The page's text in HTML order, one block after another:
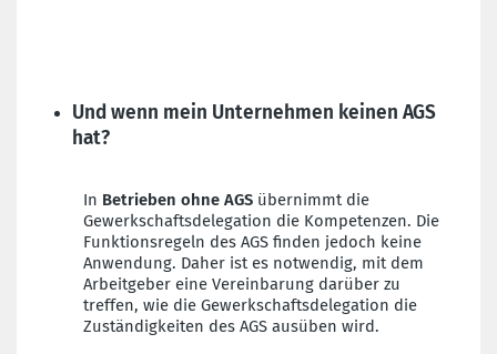
Und wenn mein Unternehmen keinen AGS
hat?
In Betrieben ohne AGS übernimmt die
Gewerkschaftsdelegation die Kompetenzen. Die
Funktionsregeln des AGS finden jedoch keine
Anwendung. Daher ist es notwendig, mit dem
Arbeitgeber eine Vereinbarung darüber zu
treffen, wie die Gewerkschaftsdelegation die
Zuständigkeiten des AGS ausüben wird.